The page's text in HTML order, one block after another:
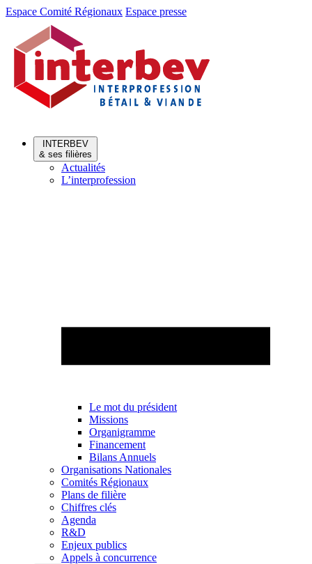
Aller
Aller
contenu
Espace Comité Régionaux Espace presse
INTERBEV
& ses filières
Actualités
L’interprofession
Le mot du président
Missions
Organigramme
Financement
Bilans Annuels
Organisations Nationales
Comités Régionaux
Plans de filière
Chiffres clés
Agenda
R&D
Enjeux publics
Appels à concurrence